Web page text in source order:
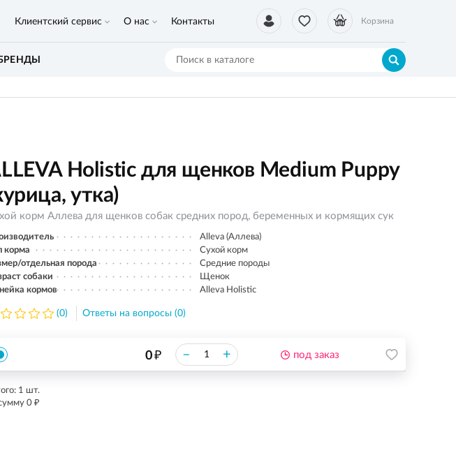
Корзина
Клиентский сервис О нас Контакты
БРЕНДЫ
Holistic для щенков Medium Puppy
утка)
корм Аллева для щенков собак средних пород, беременных и кормящих сук
Alleva (Аллева)
корма
Сухой корм
отдельная порода
Средние породы
собаки
Щенок
кормов
Alleva Holistic
(0) Ответы на вопросы (0)
0₽ – + под заказ
1 шт.
0 ₽